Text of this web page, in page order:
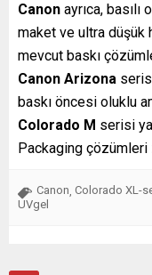
Canon ayrıca,
maket ve ultra düşük
mevcut baskı
Canon Arizona
baskı öncesi oluklu
Colorado M serisi
Packaging
Canon Colorado XL-
UVgel